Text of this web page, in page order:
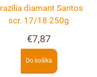
diamant Santos
scr. 17/18 250g
€7,87
Do košíka